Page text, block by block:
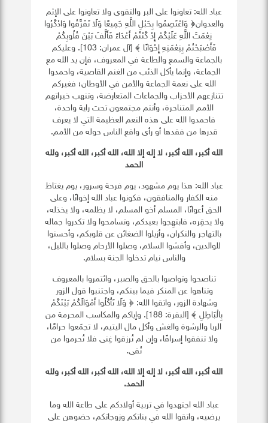
عباد الله: تعاونوا على البر والتقوى ولا تعاونوا على الإثم
والعدوان﴿ وَاعْتَصِمُوا بِحَبْلِ اللَّهِ جَمِيعًا وَلَا تَفَرَّقُوا وَاذْكُرُوا
نِعْمَتَ اللَّهِ عَلَيْكُمْ إِذْ كُنْتُمْ أَعْدَاءً فَأَلَّفَ بَيْنَ قُلُوبِكُمْ
فَأَصْبَحْتُمْ بِنِعْمَتِهِ إِخْوَانًا ﴾ [آل عمران: 103]. وعليكم
بالجماعة والسمع والطاعة في المعروف، فإن يد الله مع
الجماعة، وإنما يأكل الذئب من الغنم القاصية، واحمدوا
الله على نعمة الجماعة والأمن في الأوطان؛ فغيركم
تتنازعهم الأحزاب والجماعات المتعارضة، وتنهب خيراتهم
الأمم المتناحرة، وأنتم مجتمعون تحت راية واحدة،
فاحمدوا الله على هذه النعم العظيمة التي لا يعرف
قدرها من فقدها أو رأى واقع الناس حوله من الأمم.
الله أكبر، الله أكبر، لا إله إلا الله، الله أكبر، الله أكبر، ولله
الحمد
عباد الله: هذا يوم مشهود، يوم فرحة وسرور، يوم يغتاظ
منه الكفار والمنافقون، فكونوا عباد الله إخوانًا، وعلى
الحق أعوانًا، المسلم أخو المسلم، لا يظلمه، ولا يخذله،
ولا يحقِره، فابتهِجوا بعيدكم، وتسامحوا ولا تكدروا جماله
بالتهاجر والنكران، وأزيلوا الضغائن عن قلوبكم، وأحسنوا
للوالدين، وأفشوا السلام، وصلوا الأرحام وصلوا بالليل،
والناس نيام تدخلوا الجنة بسلام.
تناصحوا وتواصوا بالحق والصبر، وائتمروا بالمعروف
وتناهوا عن المنكر فيما بينكم، واجتنبوا قول الزور
وشهادة الزور، واتقوا الله: ﴿ وَلَا تَأْكُلُوا أَمْوَالَكُمْ بَيْنَكُمْ
بِالْبَاطِلِ ﴾ [البقرة: 188]. وإياكم والمكاسب المحرمة من
الربا والرشوة والغش وأكل مال اليتيم، لا تجمَعوا حرامًا،
ولا تنفقوا إسرافًا، وإن لم تُرزقوا غِنى فلا تُحرموا من
تُقى.
الله أكبر، الله أكبر، لا إله إلا الله، الله أكبر، الله أكبر، ولله
الحمد.
عباد الله اجتهدوا في تربية أولادكم على طاعة الله وما
يرضيه، واتقوا الله في بناتكم وزوجاتكم، حضوهن على